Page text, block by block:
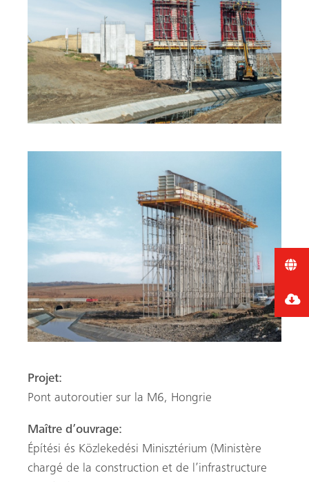
Projet:
Pont autoroutier sur la M6, Hongrie
Maître d’ouvrage:
Építési és Közlekedési Minisztérium (Ministère
chargé de la construction et de l’infrastructure